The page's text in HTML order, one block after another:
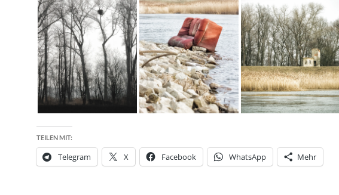
TEILEN MIT:
Telegram X Facebook WhatsApp Mehr